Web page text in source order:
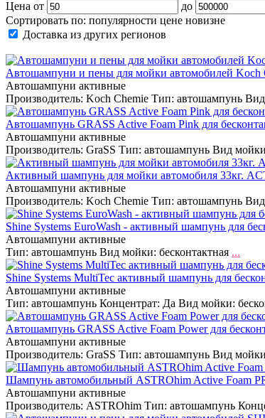
Цена от
до
Сортировать по: популярности цене новизне
Доставка из других регионов
Автошампуни и пены для мойки автомобилей
Автошампуни активные
Производитель: Koch Chemie Тип: автошампунь
Автошампунь GRASS Active Foam Pink для
Автошампуни активные
Производитель: GraSS Тип: автошампунь Вид
Активный шампунь для мойки автомобиля 33кг.
Автошампуни активные
Производитель: Koch Chemie Тип: автошампунь
Shine Systems EuroWash - активный шампунь для
Автошампуни активные
Тип: автошампунь Вид мойки: бесконтактная ...
Shine Systems MultiTec активный шампунь для
Автошампуни активные
Тип: автошампунь Концентрат: Да Вид мойки:
Автошампунь GRASS Active Foam Power для
Автошампуни активные
Производитель: GraSS Тип: автошампунь Вид
Шампунь автомобильный ASTROhim Active Foam
Автошампуни активные
Производитель: ASTROhim Тип: автошампунь